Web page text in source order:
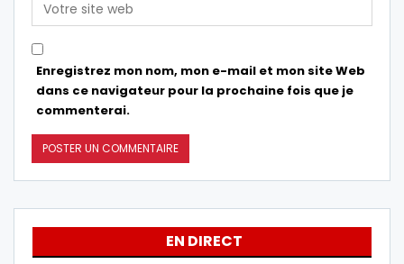
Enregistrez mon nom, mon e-mail et mon site Web
dans ce navigateur pour la prochaine fois que je
commenterai.
EN DIRECT